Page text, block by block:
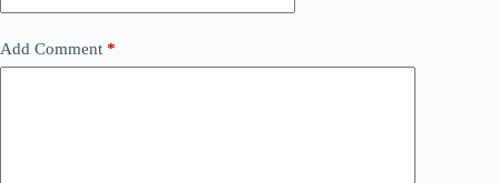
Add Comment *